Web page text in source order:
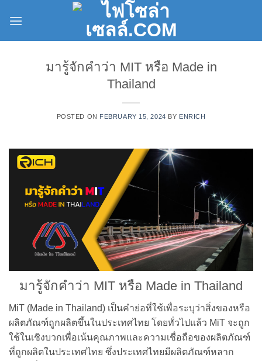
มารู้จักคำว่า MIT หรือ Made in
Thailand
POSTED ON FEBRUARY 15, 2024 BY ENRICH
มารู้จักคำว่า MIT หรือ Made in Thailand
MiT (Made in Thailand) เป็นคำย่อที่ใช้เพื่อระบุว่าสิ่งของหรือ
ผลิตภัณฑ์ถูกผลิตขึ้นในประเทศไทย โดยทั่วไปแล้ว MiT จะถูก
ใช้ในเชิงบวกเพื่อเน้นคุณภาพและความเชื่อถือของผลิตภัณฑ์
ที่ถูกผลิตในประเทศไทย ซึ่งประเทศไทยมีผลิตภัณฑ์หลาก